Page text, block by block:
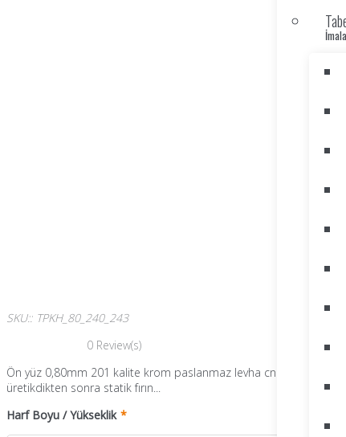
SKU:: TPKH_80_240_243
0 Review(s)
Ön yüz 0,80mm 201 kalite krom paslanmaz levha cnc fiber ile
üretikdikten sonra statik fırın...
Harf Boyu / Yükseklik